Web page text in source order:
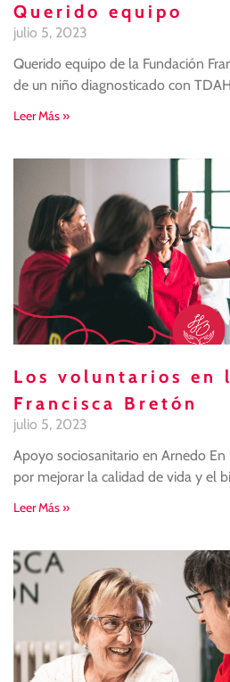
Querido equipo
julio 5, 2023
Querido equipo de la Fundación
de un niño diagnosticado con
Leer Más »
Los voluntarios en
Francisca Bretón
julio 5, 2023
Apoyo sociosanitario en Arnedo
por mejorar la calidad de vida y el
Leer Más »